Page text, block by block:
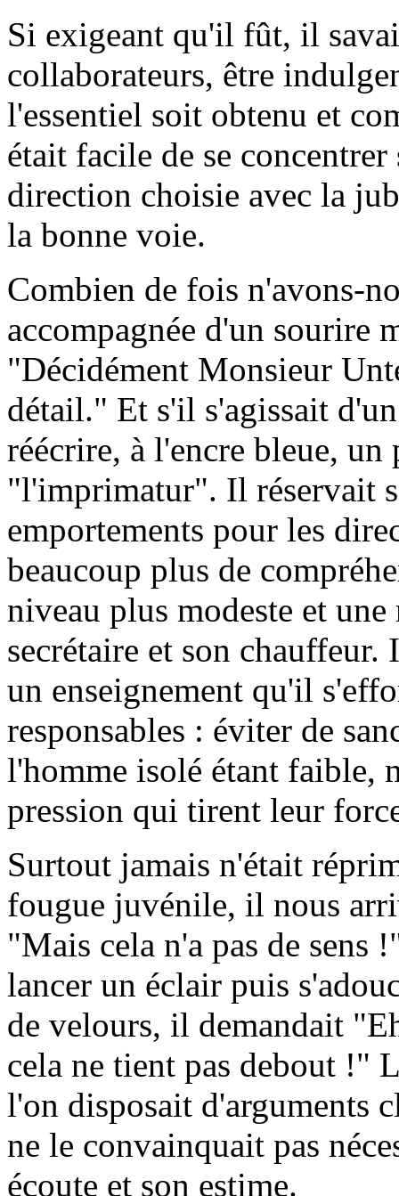
Si exigeant qu'il fût, il
collaborateurs, être
l'essentiel soit obtenu et
était facile de se
direction choisie avec la
la bonne voie.
Combien de fois n'avons-
accompagnée d'un
"Décidément Monsieur
détail." Et s'il s'agissait
réécrire, à l'encre bleue, un
"l'imprimatur". Il réservait
emportements pour les
beaucoup plus de
niveau plus modeste et
secrétaire et son
un enseignement qu'il
responsables : éviter de
l'homme isolé étant faible,
pression qui tirent leur
Surtout jamais n'était
fougue juvénile, il nous
"Mais cela n'a pas de
lancer un éclair puis
de velours, il demandait
cela ne tient pas debout !"
l'on disposait d'arguments
ne le convainquait pas
écoute et son estime.